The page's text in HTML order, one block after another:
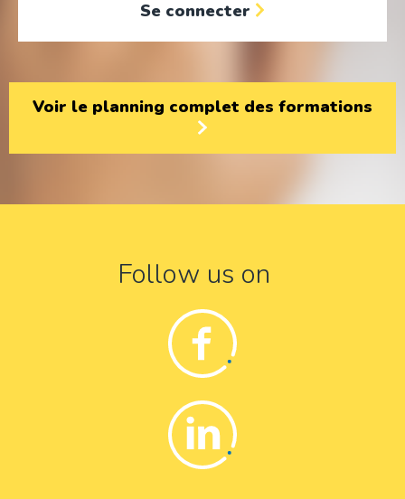
Se connecter
Voir le planning complet des formations
Follow us on
Facebook
Linkedin